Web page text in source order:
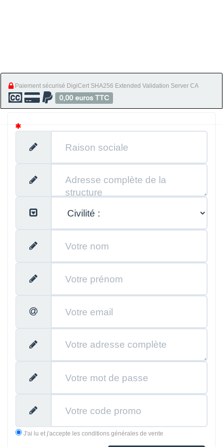
Paiement sécurisé DigiCert SHA256 Extended Validation Server CA
0,00 euros TTC
J'ai lu et j'accepte les conditions générales de vente